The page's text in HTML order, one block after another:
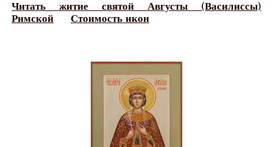
Читать житие святой Августы (Василиссы)
Римской
Стоимость икон